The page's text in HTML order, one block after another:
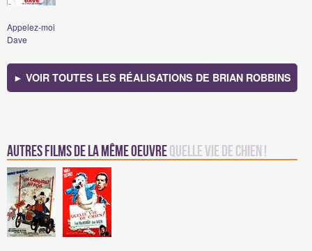
Appelez-moi
Dave
► VOIR TOUTES LES RÉALISATIONS DE BRIAN ROBBINS
Autres films de la même oeuvreQuelle vie de chien !